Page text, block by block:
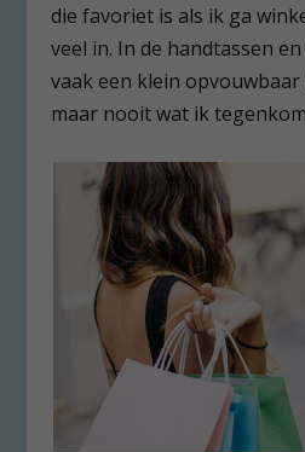
die favoriet is als ik ga
veel in. In de handtassen
vaak een klein opvouwbaar
maar nooit wat ik